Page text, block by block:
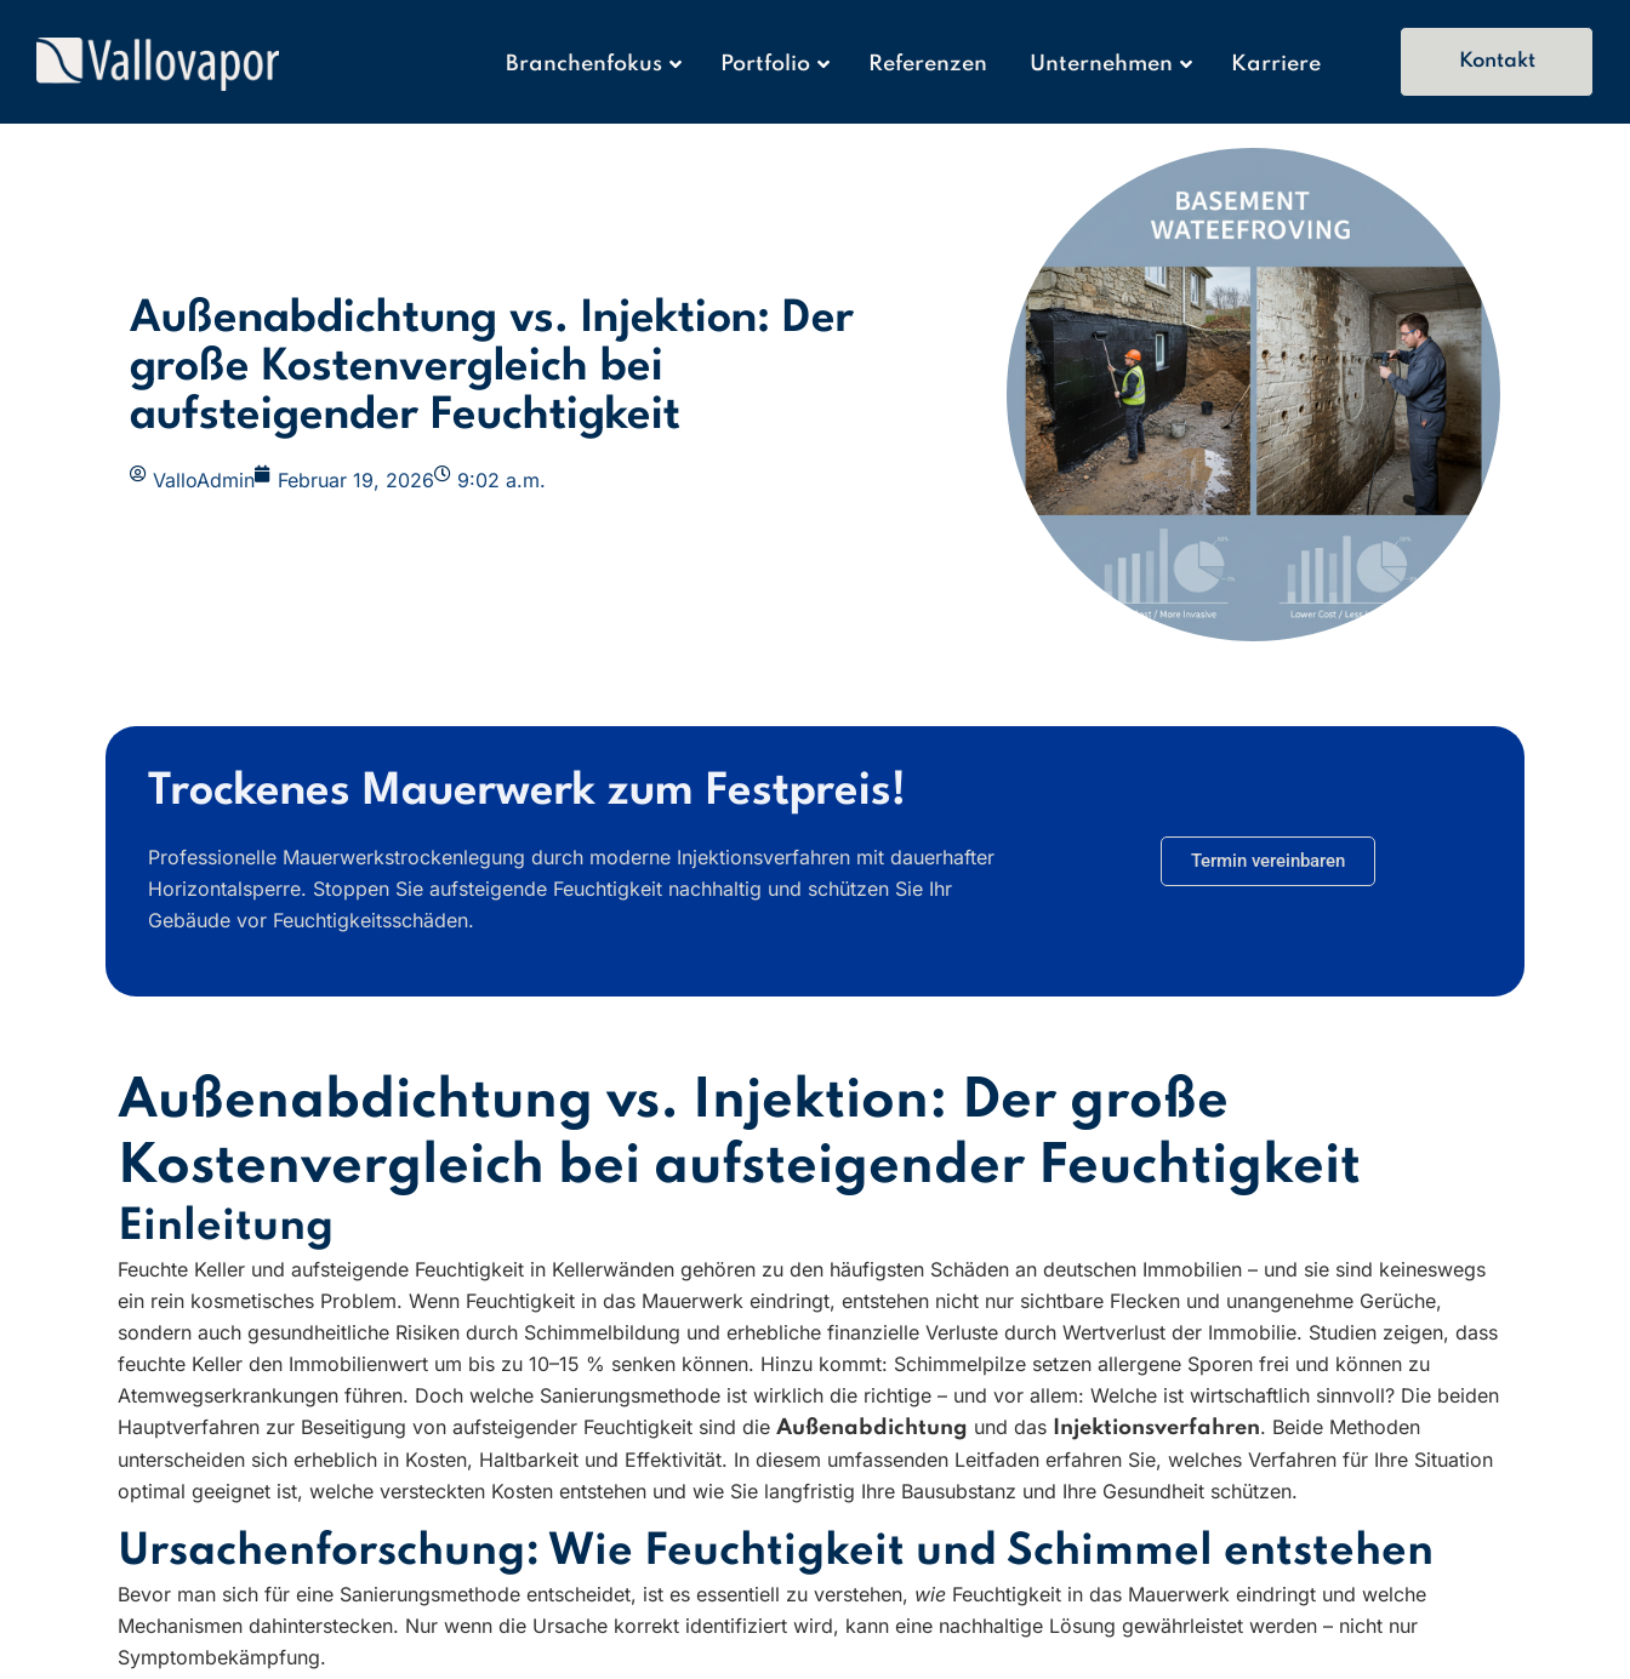
Branchenfokus Portfolio Referenzen Unternehmen Karriere Kontakt
Außenabdichtung vs. Injektion: Der
große Kostenvergleich bei
aufsteigender Feuchtigkeit
ValloAdmin Februar 19, 2026 9:02 a.m.
Trockenes Mauerwerk zum Festpreis!
Professionelle Mauerwerkstrockenlegung durch moderne Injektionsverfahren mit dauerhafter
Horizontalsperre. Stoppen Sie aufsteigende Feuchtigkeit nachhaltig und schützen Sie Ihr
Gebäude vor Feuchtigkeitsschäden.
Termin vereinbaren
Außenabdichtung vs. Injektion: Der große
Kostenvergleich bei aufsteigender Feuchtigkeit
Einleitung
Feuchte Keller und aufsteigende Feuchtigkeit in Kellerwänden gehören zu den häufigsten Schäden an deutschen Immobilien – und sie sind keineswegs
ein rein kosmetisches Problem. Wenn Feuchtigkeit in das Mauerwerk eindringt, entstehen nicht nur sichtbare Flecken und unangenehme Gerüche,
sondern auch gesundheitliche Risiken durch Schimmelbildung und erhebliche finanzielle Verluste durch Wertverlust der Immobilie. Studien zeigen, dass
feuchte Keller den Immobilienwert um bis zu 10–15 % senken können. Hinzu kommt: Schimmelpilze setzen allergene Sporen frei und können zu
Atemwegserkrankungen führen. Doch welche Sanierungsmethode ist wirklich die richtige – und vor allem: Welche ist wirtschaftlich sinnvoll? Die beiden
Hauptverfahren zur Beseitigung von aufsteigender Feuchtigkeit sind die Außenabdichtung und das Injektionsverfahren. Beide Methoden
unterscheiden sich erheblich in Kosten, Haltbarkeit und Effektivität. In diesem umfassenden Leitfaden erfahren Sie, welches Verfahren für Ihre Situation
optimal geeignet ist, welche versteckten Kosten entstehen und wie Sie langfristig Ihre Bausubstanz und Ihre Gesundheit schützen.
Ursachenforschung: Wie Feuchtigkeit und Schimmel entstehen
Bevor man sich für eine Sanierungsmethode entscheidet, ist es essentiell zu verstehen, wie Feuchtigkeit in das Mauerwerk eindringt und welche
Mechanismen dahinterstecken. Nur wenn die Ursache korrekt identifiziert wird, kann eine nachhaltige Lösung gewährleistet werden – nicht nur
Symptombekämpfung.